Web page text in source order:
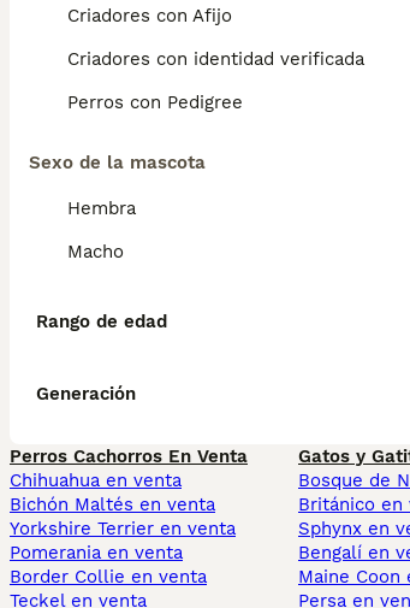
Criadores con Afijo
Criadores con identidad verificada
Perros con Pedigree
Sexo de la mascota
Hembra
Macho
Rango de edad
Generación
Perros Cachorros En Venta
Chihuahua en venta
Bichón Maltés en venta
Yorkshire Terrier en venta
Pomerania en venta
Border Collie en venta
Teckel en venta
Gatos y
Bosque de
Británico en
Sphynx en
Bengalí en
Maine Coon
Persa en